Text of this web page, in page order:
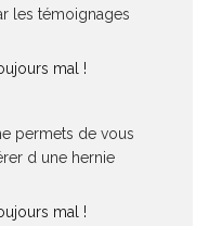
les témoignages
mal !
permets de vous
d une hernie
mal !